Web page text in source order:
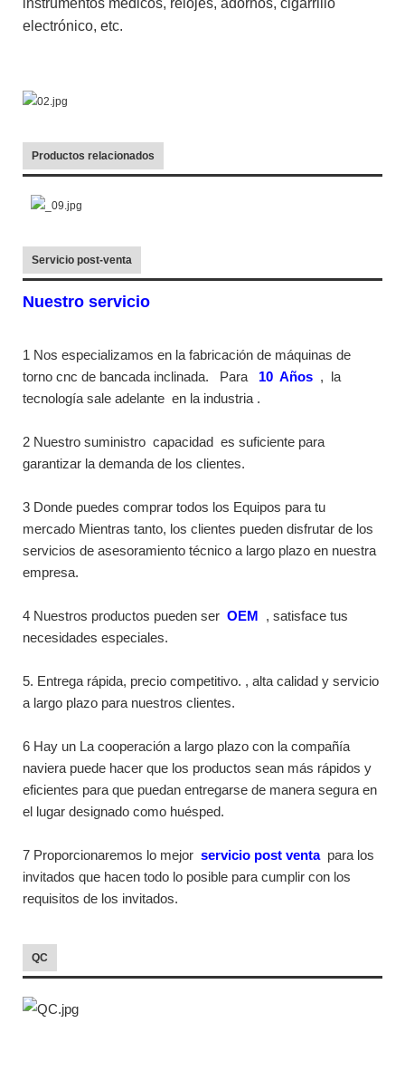
electrónico, etc.
Productos relacionados
Servicio post-venta
Nuestro servicio
1 Nos especializamos en la fabricación de máquinas de
torno cnc de bancada inclinada.
Para 10 Años ,
la
tecnología sale adelante en la industria .
2 Nuestro suministro capacidad
es suficiente para
garantizar la demanda de los clientes.
3 Donde puedes comprar todos los Equipos para tu
mercado Mientras tanto, los clientes pueden disfrutar de los
servicios de asesoramiento técnico a largo plazo en nuestra
empresa.
4 Nuestros productos pueden ser OEM
, satisface tus
necesidades especiales.
5. Entrega rápida, precio competitivo. , alta calidad y servicio
a largo plazo para nuestros clientes.
6 Hay un La cooperación a largo plazo con la compañía
naviera puede hacer que los productos sean más rápidos y
eficientes para que puedan entregarse de manera segura en
el lugar designado como huésped.
7 Proporcionaremos lo mejor servicio post venta para los
invitados que hacen todo lo posible para cumplir con los
requisitos de los invitados.
QC